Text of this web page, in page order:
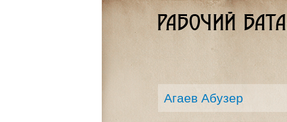
Агаев Абузер